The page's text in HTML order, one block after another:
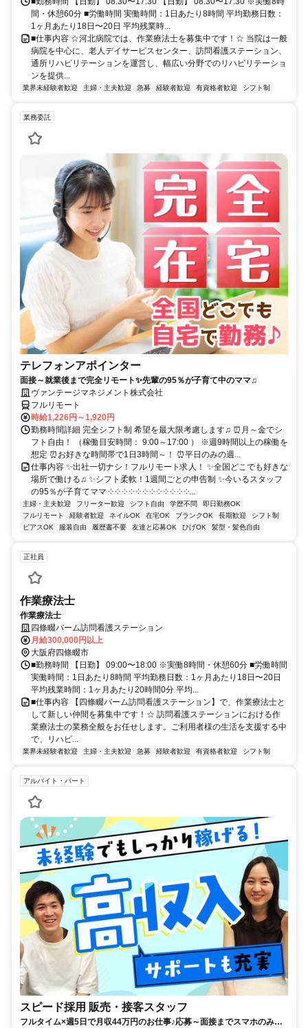
間・休憩60分 ■労働時間 実働時間：1日あたり8時間 平均勤務日数：
1ヶ月あたり18日〜20日 平均残業時...
■仕事内容 ☆河北病院では、作業療法士を募集中です！☆ 当院は一般
病院を中心に、老人デイサービスセンター、訪問看護ステーション、
通所リハビリテーションを運営し、幅広い分野でのリハビリテーショ
ンを提供...
業界未経験者歓迎 主婦・主夫歓迎 急募 経験者歓迎 有資格者歓迎 シフト制
業務委託
テレフォンアポインター
面接～就業後まで完全リモート✨先輩の95％が子育て中のママ♫
ヴァンテージマネジメント株式会社
フルリモート
時給1,226円～1,920円
勤務時間詳細 完全シフト制 希望を最大限考慮します♫ ⏰月～金でシ
フト自由！ （稼働目安時間： 9:00～17:00 ） ※週9時間以上の稼働を
想定 ⏰お好きな時間帯で1日3時間～！ ⏰平日のみの週...
仕事内容 ✨出社一切ナシ！フルリモート求人！ ✨全国どこでも好きな
場所で働ける♫ ✨シフト柔軟！1週間ごとの申告制 ✨今いるスタッフ
の95％が子育てママ ༶ ༶ ༶ ༶ ༶ ༶ ༶ ༶ ༶ ༶ ༶ ༶...
主婦・主夫歓迎 フリーター歓迎 シフト自由 学歴不問
即日勤務OK
フルリモート
経験者歓迎 ネイルOK 在宅OK ブランクOK 長期歓迎
シフト制
ピアスOK
服装自由 履歴書不要 友達と応募OK ひげOK 髪型・髪色自由
正社員
作業療法士
作業療法士
四條畷バーム訪問看護ステーション
月給300,000円以上
大阪府四條畷市
■勤務時間 【日勤】 09:00〜18:00 ※実働8時間・休憩60分 ■労働時間
実働時間：1日あたり8時間 平均勤務日数：1ヶ月あたり18日〜20日
平均残業時間：1ヶ月あたり20時間0分 平均...
■仕事内容 【四條畷バーム訪問看護ステーション】で、作業療法士と
して新しい仲間を募集中です！☆ 訪問看護ステーションにおける作
業療法士の業務全般をお任せします。ご利用者様の生活を支援する中
で、リハビ...
業界未経験者歓迎 主婦・主夫歓迎 急募 経験者歓迎 有資格者歓迎 シフト制
アルバイト・パート
スピード採用 販売・接客スタッフ
フルタイム×週5日で月収44万円のお仕事♪応募～面接までスマホのみで